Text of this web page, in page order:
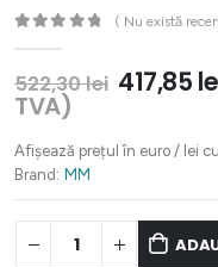
( Nu există
522,30lei Prețul
inițial
fost:
417,85
TVA)
Afișează prețul în euro / lei
Brand: MM